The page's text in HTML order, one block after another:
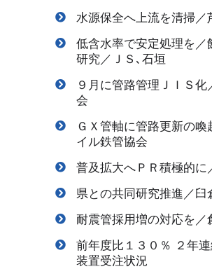
水源保全へ上流を清掃／
低含水率で安定処理を
研究／ＪＳ､石垣
９月に管路管理ＪＩＳ
会
ＧＸ管軸に管路更新の
イル鉄管協会
普及拡大へＰＲ積極的
県との共同研究推進／
耐震管採用増の対応を
前年度比１３０％ ２年
装置受注状況